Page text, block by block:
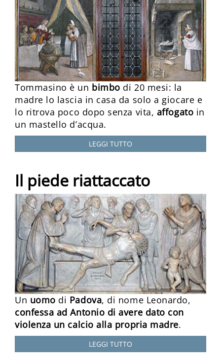
Tommasino è un bimbo di 20 mesi: la
madre lo lascia in casa da solo a giocare e
lo ritrova poco dopo senza vita, affogato in
un mastello d’acqua.
LEGGI TUTTO
Il piede riattaccato
Un uomo di Padova, di nome Leonardo,
confessa ad Antonio di avere dato con
violenza un calcio alla propria madre.
LEGGI TUTTO